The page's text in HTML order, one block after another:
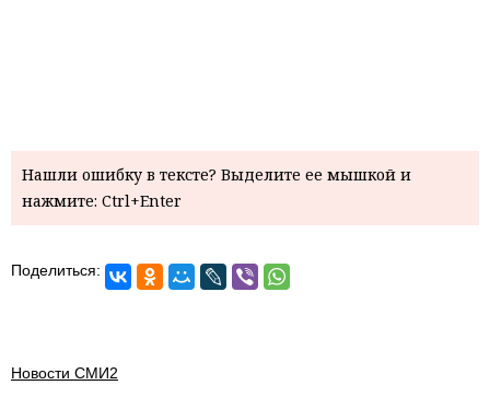
Нашли ошибку в тексте? Выделите ее мышкой и
нажмите: Ctrl+Enter
Поделиться:
Новости СМИ2